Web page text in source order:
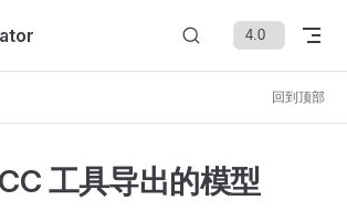
回到顶部
工具导出的模型